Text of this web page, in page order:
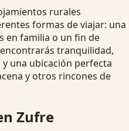
rurales
formas de viajar: una
en familia o un fin de
tranquilidad,
una ubicación perfecta
y otros rincones de
Zufre